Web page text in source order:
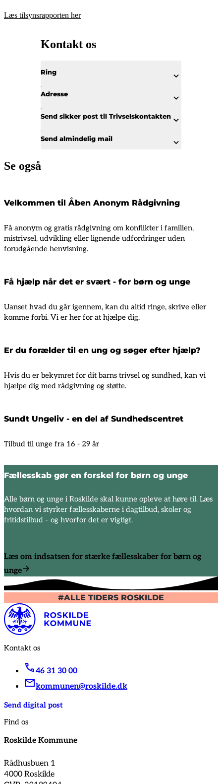
Læs tilsynsrapporten her
Kontakt os
Ring
Adresse
Send sikker post til Trivselskontakten
Send almindelig mail
Se også
Velkommen til Åben Anonym Rådgivning
Få anonym og gratis rådgivning om konflikter i familien,
mistrivsel, udvikling eller lignende udfordringer uden
forudgående henvisning.
Få hjælp når det er svært - for børn og unge
Uanset hvad du går igennem, kan du altid ringe, skrive eller
komme forbi. Vi er her for at hjælpe dig.
Er du forælder til en ung og søger efter hjælp?
Hvis du er bekymret for dit barns trivsel og sundhed, kan vi
hjælpe dig med rådgivning og støtte.
Sundt Ungeliv - en del af Sundhedscentret
Tilbud til unge fra 16 - 29 år
Fællesskab gør en forskel for børn og unge
Alle børn og unge i Roskilde skal kunne opleve at høre til. Læs
hvordan vi styrker fællesskaberne i dagtilbud, skoler og
fritidstilbud – og hvorfor det er vigtigt.
Læs om indsatsen for stærke fællesskaber for børn og
unge
#ALLE TIDERS ROSKILDE
Kontakt os
46 31 30 00
kommunen@roskilde.dk
Send digital post
Find os
Roskilde Kommune
Rådhusbuen 1
4000 Roskilde